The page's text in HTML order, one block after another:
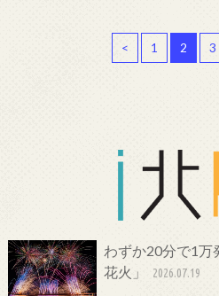
< 1 2 3
わずか20分で1万
花火」
2026.07.19